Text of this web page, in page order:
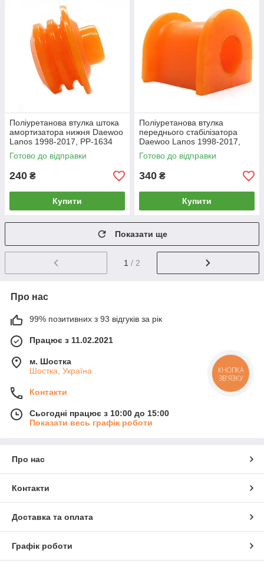
Поліуретанова втулка штока
амортизатора нижня Daewoo
Lanos 1998-2017, PP-1634
Готово до відправки
240 ₴
Купити
Поліуретанова втулка
переднього стабілізатора
Daewoo Lanos 1998-2017,
PP-0415P
Готово до відправки
340 ₴
Купити
Показати ще
1 / 2
Про нас
99% позитивних з 93 відгуків за рік
Працює з 11.02.2021
м. Шостка
Шостка, Україна
Контакти
Сьогодні працює з 10:00 до 15:00
Показати весь графік роботи
Про нас
Контакти
Доставка та оплата
Графік роботи
КНОПКА
ЗВ'ЯЗКУ